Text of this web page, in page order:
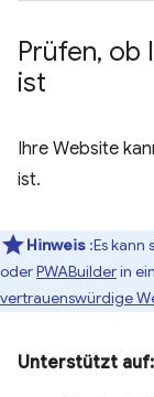
Prüfen, ob
ist
Ihre Website
ist.
Hinweis :Es kann
oderPWABuilderin
vertrauenswürdige
Unterstützt auf: